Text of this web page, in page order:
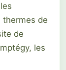
thermes de
de
les